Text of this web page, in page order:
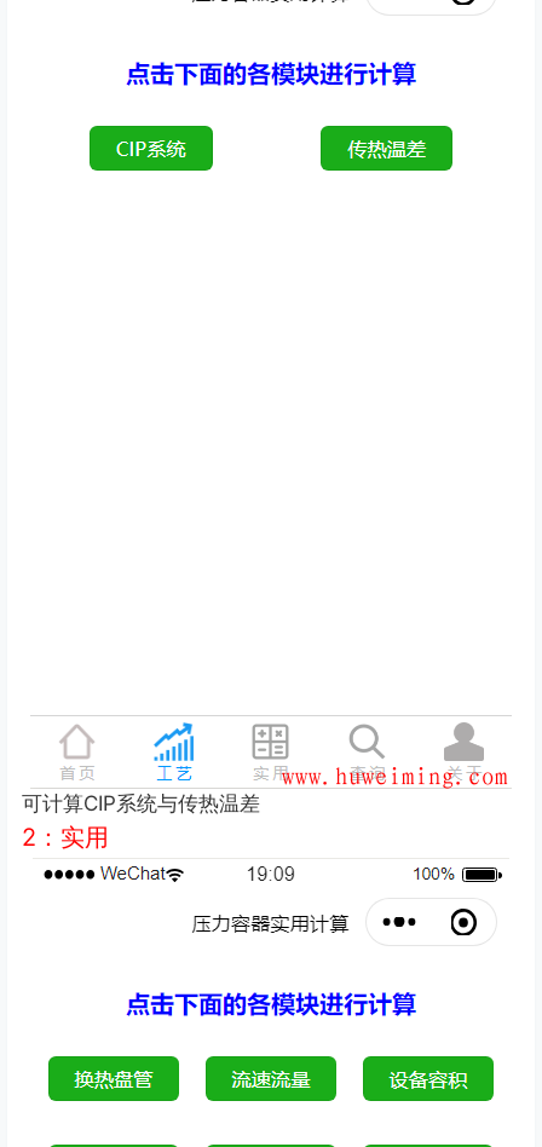
可计算CIP系统与传热温差
2： 实用